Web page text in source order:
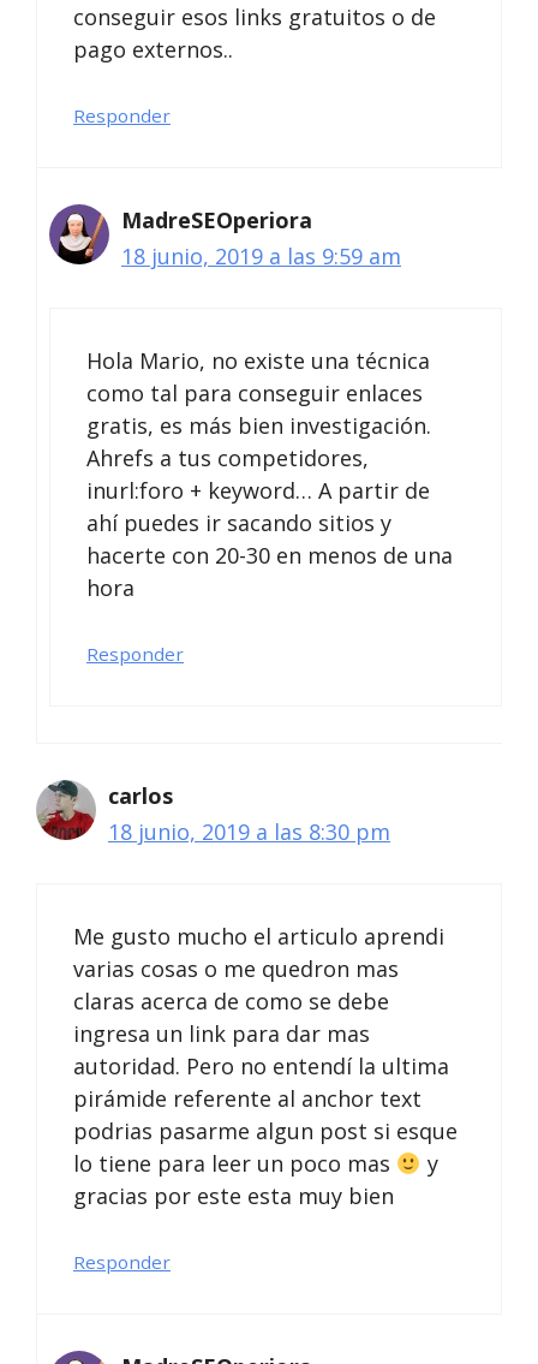
conseguir esos links gratuitos o de
pago externos..
Responder
MadreSEOperiora
18 junio, 2019 a las 9:59 am
Hola Mario, no existe una técnica
como tal para conseguir enlaces
gratis, es más bien investigación.
Ahrefs a tus competidores,
inurl:foro + keyword… A partir de
ahí puedes ir sacando sitios y
hacerte con 20-30 en menos de una
hora
Responder
carlos
18 junio, 2019 a las 8:30 pm
Me gusto mucho el articulo aprendi
varias cosas o me quedron mas
claras acerca de como se debe
ingresa un link para dar mas
autoridad. Pero no entendí la ultima
pirámide referente al anchor text
podrias pasarme algun post si esque
lo tiene para leer un poco mas
y
gracias por este esta muy bien
Responder